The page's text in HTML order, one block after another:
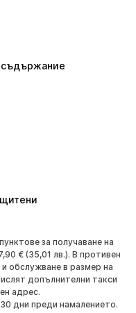
съдържание
за получаване на
€ (35,01 лв.). В противен
обслужване в размер на
допълнителни такси
адрес.
дни преди намалението.